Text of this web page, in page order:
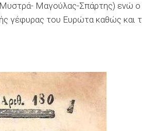
Μαγούλας-Σπάρτης) ενώ ο
γέφυρας του Ευρώτα καθώς και